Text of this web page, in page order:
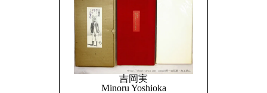
吉岡実
Minoru Yoshioka